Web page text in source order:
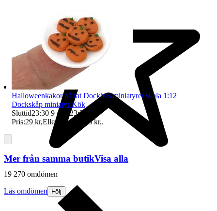
19 270 omdömen
Läs omdömen Följ
Halloweenkakor på fat Dockhus miniatyrer skala 1:12
Dockskåp miniatyr Kök
Sluttid23:30 9 aug 23:30
Pris:29 kr,Eller Köp nu 35 kr,.
Mer från samma butikVisa alla